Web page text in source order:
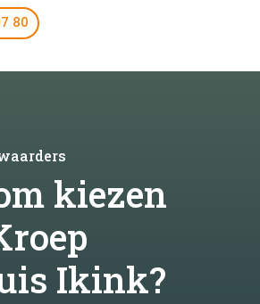
80
kiezen
Ikink?